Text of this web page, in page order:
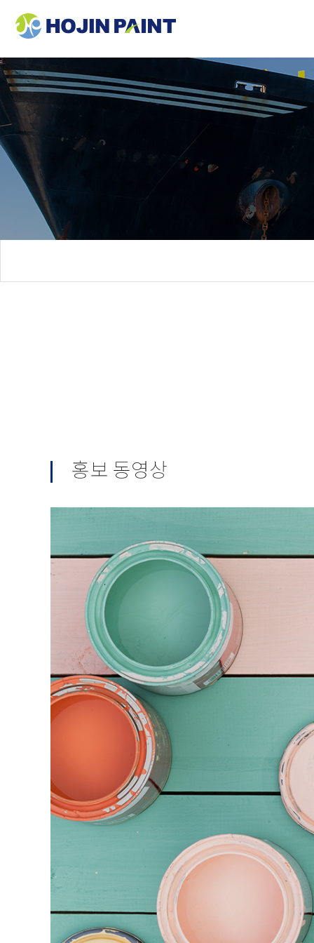
홍보 동영상